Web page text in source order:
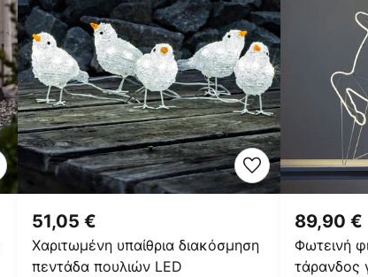
Χαριτωμένη υπαίθρια διακόσμηση
πεντάδα πουλιών LED
51,05 €
Φωτεινή
τάρανδος
89,90 €